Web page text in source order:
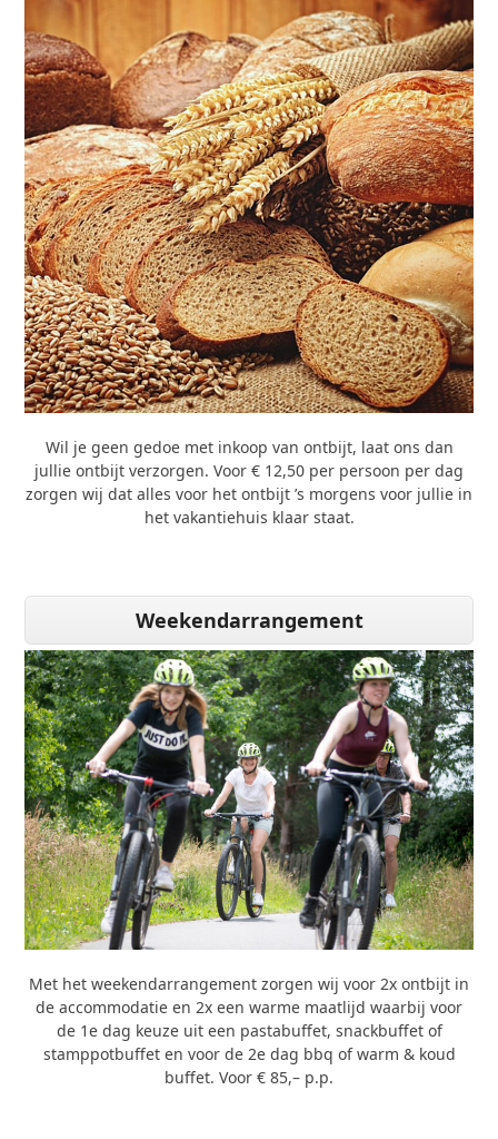
Wil je geen gedoe met inkoop van ontbijt, laat ons dan
jullie ontbijt verzorgen. Voor € 12,50 per persoon per dag
zorgen wij dat alles voor het ontbijt ’s morgens voor jullie in
het vakantiehuis klaar staat.
Weekendarrangement
Met het weekendarrangement zorgen wij voor 2x ontbijt in
de accommodatie en 2x een warme maatlijd waarbij voor
de 1e dag keuze uit een pastabuffet, snackbuffet of
stamppotbuffet en voor de 2e dag bbq of warm & koud
buffet. Voor € 85,– p.p.